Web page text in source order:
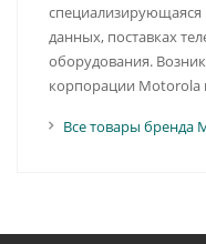
специализирующаяся
данных, поставках
оборудования.
корпорации Motorola
Все товары бренда